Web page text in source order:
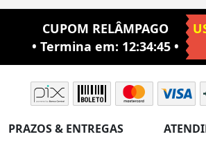
CUPOM RELÂMPAGO
• Termina em: 12:34:44•
PRAZOS & ENTREGAS